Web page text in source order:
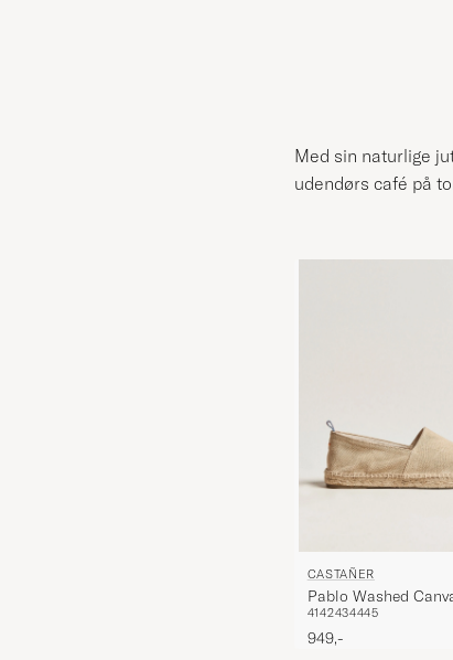
Med sin naturlige
udendørs café på
CASTAÑER
Pablo Washed
Espadrilles Sand
4142434445
949,-